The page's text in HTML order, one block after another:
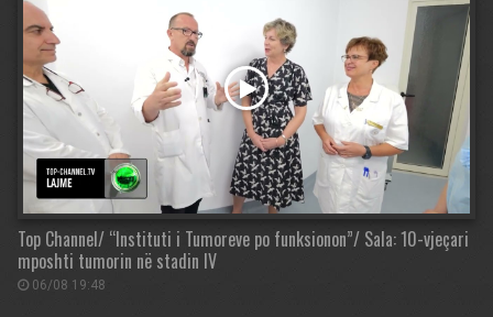
Top Channel/ “Instituti i Tumoreve po funksionon”/ Sala: 10-vjeçari
mposhti tumorin në stadin IV
06/08 19:48